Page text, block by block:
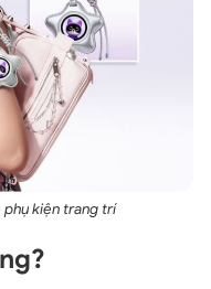
kiện trang trí